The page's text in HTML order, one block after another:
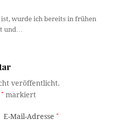
wurde ich bereits in frühen
und…
veröffentlicht.
* markiert
E-Mail-Adresse*